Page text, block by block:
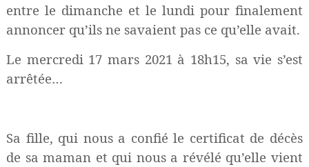
entre le dimanche et le lundi pour finalement
annoncer qu’ils ne savaient pas ce qu’elle avait.
Le mercredi 17 mars 2021 à 18h15, sa vie s’est
arrêtée…
Sa fille, qui nous a confié le certificat de décès
de sa maman et qui nous a révélé qu’elle vient